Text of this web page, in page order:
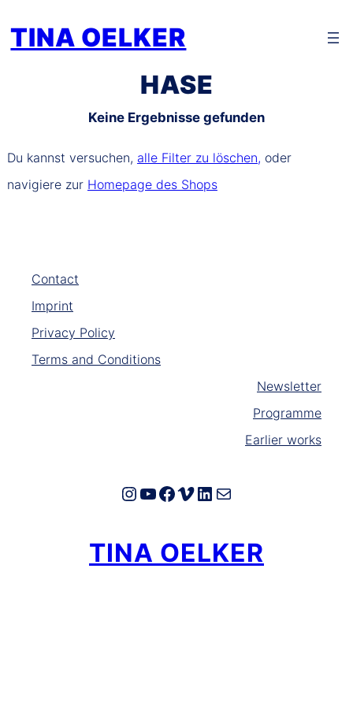
TINA OELKER
HASE
Keine Ergebnisse gefunden
Du kannst versuchen, alle Filter zu löschen, oder
navigiere zur Homepage des Shops
Contact
Imprint
Privacy Policy
Terms and Conditions
Newsletter
Programme
Earlier works
Instagram
YouTube
Facebook
Vimeo
LinkedIn
E-Mail
TINA OELKER